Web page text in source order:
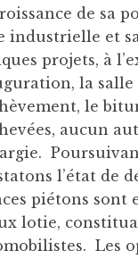
de sa
industrielle et
projets, à
la salle
le
aucun
l’état de
piétons sont
lotie,
Les